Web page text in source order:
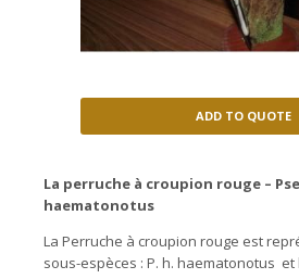
ADD TO QUOTE
La perruche à croupion rouge –
haematonotus
La Perruche à croupion rouge est
sous-espèces : P. h. haematonotus et